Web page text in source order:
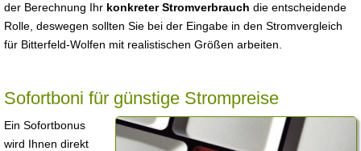
der Berechnung Ihr konkreter Stromverbrauch die entscheidende
Rolle, deswegen sollten Sie bei der Eingabe in den Stromvergleich
für Bitterfeld-Wolfen mit realistischen Größen arbeiten.
Sofortboni für günstige Strompreise
Ein Sofortbonus
wird Ihnen direkt